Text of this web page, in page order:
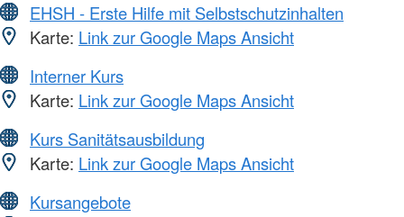
EHSH - Erste Hilfe mit Selbstschutzinhalten
Karte: Link zur Google Maps Ansicht
Interner Kurs
Karte: Link zur Google Maps Ansicht
Kurs Sanitätsausbildung
Karte: Link zur Google Maps Ansicht
Kursangebote